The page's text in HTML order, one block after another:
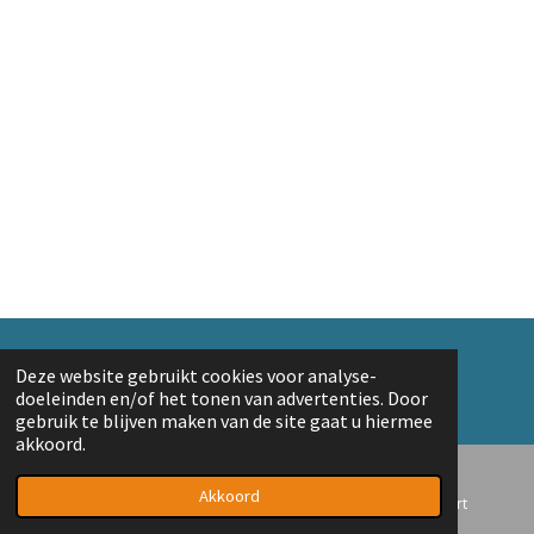
Deze website gebruikt cookies voor analyse-
doeleinden en/of het tonen van advertenties. Door
gebruik te blijven maken van de site gaat u hiermee
akkoord.
Akkoord
© 2018 A. v/d Top
Powered byJouwWeb
Telefoonnummer Kaart